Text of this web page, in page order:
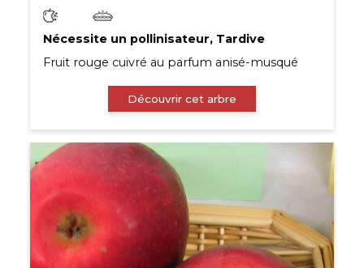
Nécessite un pollinisateur, Tardive
Fruit rouge cuivré au parfum anisé-musqué
Découvrir cet arbre